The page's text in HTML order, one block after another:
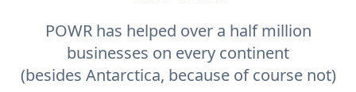
POWR has helped over a half million
businesses on every continent
(besides Antarctica, because of course not)